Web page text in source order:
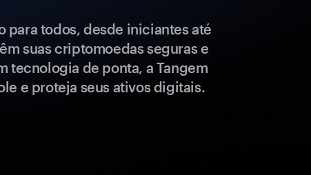
para todos, desde iniciantes até
suas criptomoedas seguras e
tecnologia de ponta, a Tangem
e proteja seus ativos digitais.